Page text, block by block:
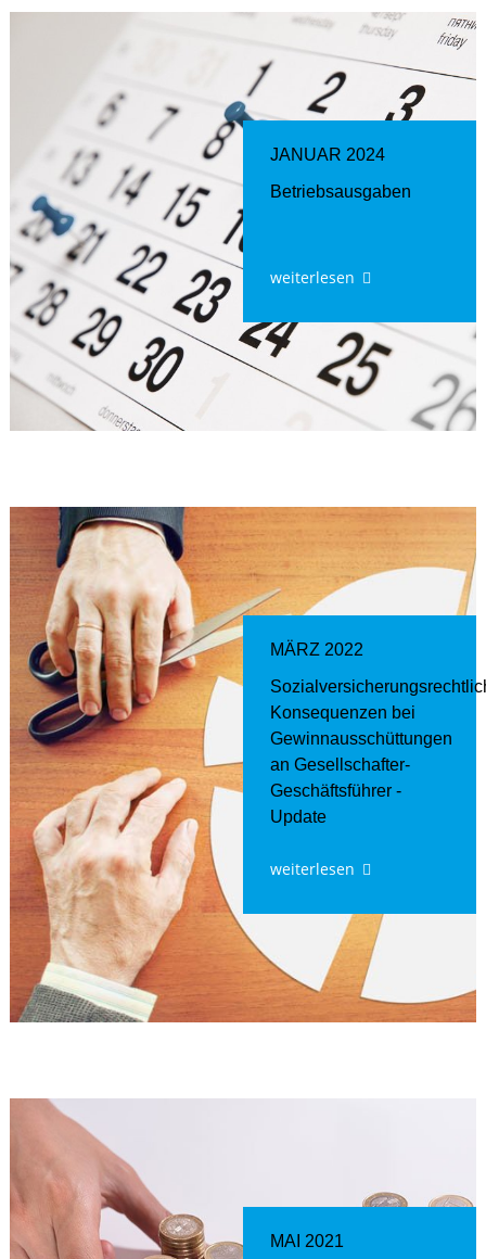
JANUAR 2024
Betriebsausgaben
weiterlesen
MÄRZ 2022
Konsequenzen bei
Gewinnausschüttungen
an Gesellschafter-
Geschäftsführer -
Update
weiterlesen
MAI 2021